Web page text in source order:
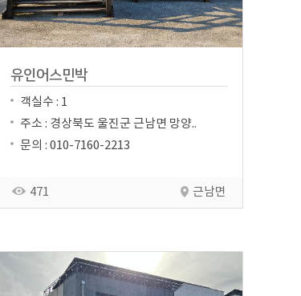
유인어스민박
객실수 : 1
주소 : 경상북도 울진군 근남면 망양..
문의 : 010-7160-2213
471 근남면